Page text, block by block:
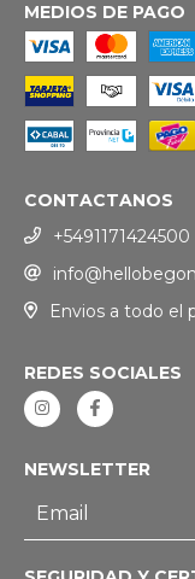
MEDIOS DE PAGO
CONTACTANOS
+5491171424500
Envios a todo el
REDES SOCIALES
NEWSLETTER